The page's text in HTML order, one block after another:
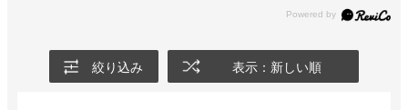
絞り込み 表示：新しい順